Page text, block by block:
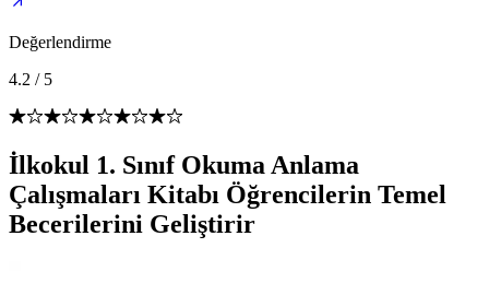
Değerlendirme
4.2 / 5
İlkokul 1. Sınıf Okuma Anlama
Çalışmaları Kitabı Öğrencilerin Temel
Becerilerini Geliştirir